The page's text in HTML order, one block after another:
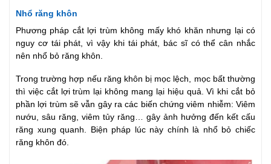
Nhổ răng khôn
Phương pháp cắt lợi trùm không mấy khó khăn nhưng lại có
nguy cơ tái phát, vì vậy khi tái phát, bác sĩ có thể cân nhắc
nên nhổ bỏ răng khôn.
Trong trường hợp nếu răng khôn bị mọc lệch, mọc bất thường
thì việc cắt lợi trùm lại không mang lại hiệu quả. Vì khi cắt bỏ
phần lợi trùm sẽ vẫn gây ra các biến chứng viêm nhiễm: Viêm
nướu, sâu răng, viêm tủy răng… gây ảnh hưởng đến kết cấu
răng xung quanh. Biện pháp lúc này chính là nhổ bỏ chiếc
răng khôn đó.